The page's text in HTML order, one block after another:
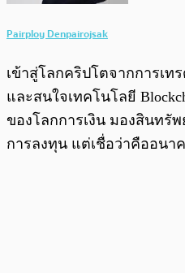
Pairploy Denpairojsak
เข้าสู่โลกคริปโตจากการเท
และสนใจเทคโนโลยี
ของโลกการเงิน มองสินทรั
การลงทุน แต่เชื่อว่าคืออนา